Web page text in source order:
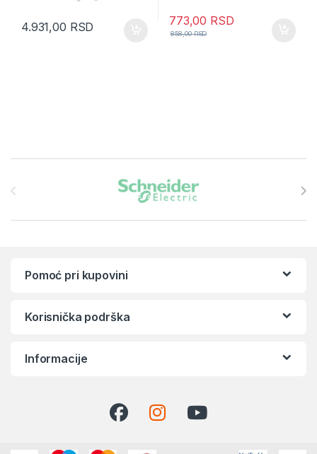
4.931,00 RSD 773,00 RSD
858,00RSD
Pomoć pri kupovini
Korisnička podrška
Informacije